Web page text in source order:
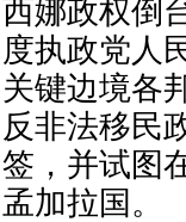
西娜政权倒
度执政党人
关键边境各
反非法移民
签，并试图
孟加拉国。